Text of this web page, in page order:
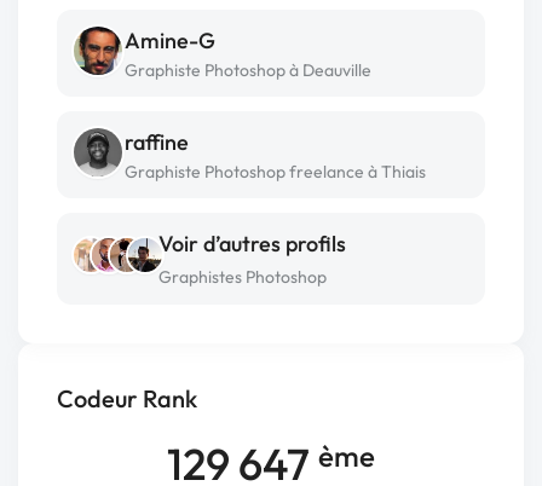
Codeur Rank
129 647 ème
Amine-G
Graphiste Photoshop à Deauville
raffine
Graphiste Photoshop freelance à Thiais
Voir d’autres profils
Graphistes Photoshop